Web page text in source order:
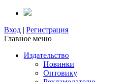
Вход | Регистрация
Главное меню
Издательство
Новинки
Оптовику